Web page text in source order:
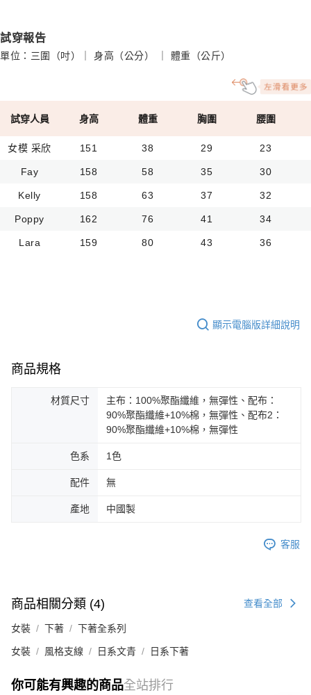
試穿報告
單位：三圍（吋）｜ 身高（公分） ｜ 體重（公斤）
試穿人員 身高 體重 胸圍 腰圍
女模 采欣 151 38 29 23
Fay 158 58 35 30
Kelly 158 63 37 32
Poppy 162 76 41 34
Lara 159 80 43 36
顯示電腦版詳細說明
商品規格
材質尺寸
主布：100%聚酯纖維，無彈性、配布：
90%聚酯纖維+10%棉，無彈性、配布2：
90%聚酯纖維+10%棉，無彈性
色系 1色
配件 無
產地 中國製
客服
商品相關分類 (4) 查看全部
女裝 下著 下著全系列
女裝 風格支線 日系文青 日系下著
你可能有興趣的商品全站排行